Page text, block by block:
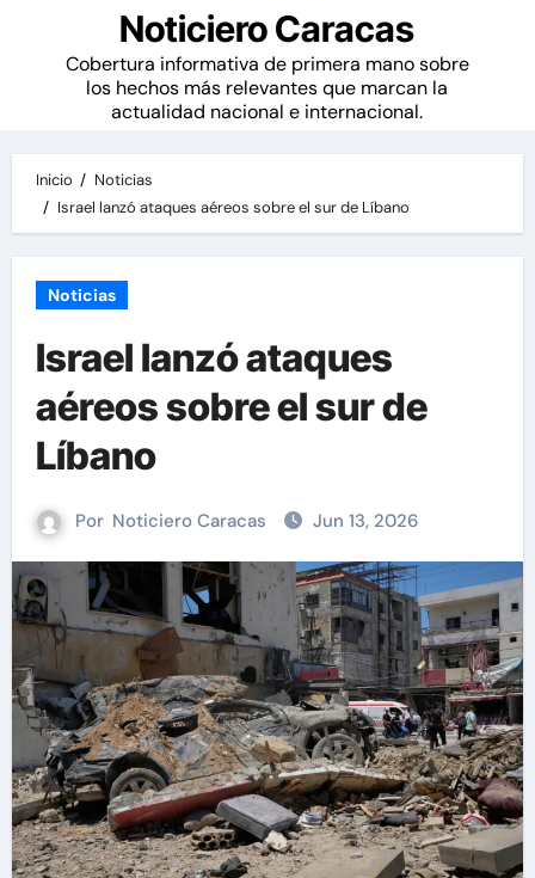
Noticiero Caracas
Cobertura informativa de primera mano sobre
los hechos más relevantes que marcan la
actualidad nacional e internacional.
Inicio
Noticias
Israel lanzó ataques aéreos sobre el sur de Líbano
Noticias
Israel lanzó ataques
aéreos sobre el sur de
Líbano
Por Noticiero Caracas Jun 13, 2026